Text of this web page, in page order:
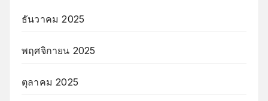
ธันวาคม 2025
พฤศจิกายน 2025
ตุลาคม 2025